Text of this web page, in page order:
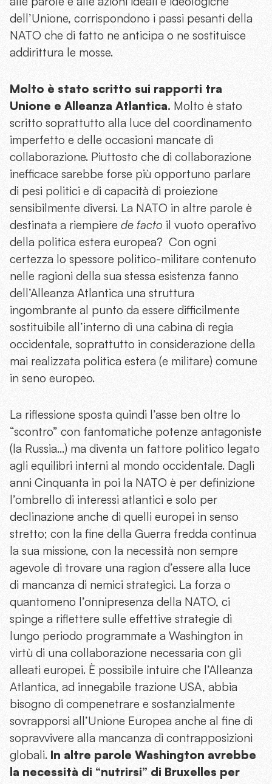
dell’Unione, corrispondono i passi pesanti della
NATO che di fatto ne anticipa o ne sostituisce
addirittura le mosse.
Molto è stato scritto sui rapporti tra
Unione e Alleanza Atlantica. Molto è stato
scritto soprattutto alla luce del coordinamento
imperfetto e delle occasioni mancate di
collaborazione. Piuttosto che di collaborazione
inefficace sarebbe forse più opportuno parlare
di pesi politici e di capacità di proiezione
sensibilmente diversi. La NATO in altre parole è
destinata a riempiere de facto il vuoto operativo
della politica estera europea? Con ogni
certezza lo spessore politico-militare contenuto
nelle ragioni della sua stessa esistenza fanno
dell’Alleanza Atlantica una struttura
ingombrante al punto da essere difficilmente
sostituibile all’interno di una cabina di regia
occidentale, soprattutto in considerazione della
mai realizzata politica estera (e militare) comune
in seno europeo.
La riflessione sposta quindi l’asse ben oltre lo
“scontro” con fantomatiche potenze antagoniste
(la Russia…) ma diventa un fattore politico legato
agli equilibri interni al mondo occidentale. Dagli
anni Cinquanta in poi la NATO è per definizione
l’ombrello di interessi atlantici e solo per
declinazione anche di quelli europei in senso
stretto; con la fine della Guerra fredda continua
la sua missione, con la necessità non sempre
agevole di trovare una ragion d’essere alla luce
di mancanza di nemici strategici. La forza o
quantomeno l’onnipresenza della NATO, ci
spinge a riflettere sulle effettive strategie di
lungo periodo programmate a Washington in
virtù di una collaborazione necessaria con gli
alleati europei. È possibile intuire che l’Alleanza
Atlantica, ad innegabile trazione USA, abbia
bisogno di compenetrare e sostanzialmente
sovrapporsi all’Unione Europea anche al fine di
sopravvivere alla mancanza di contrapposizioni
globali. In altre parole Washington avrebbe
la necessità di “nutrirsi” di Bruxelles per